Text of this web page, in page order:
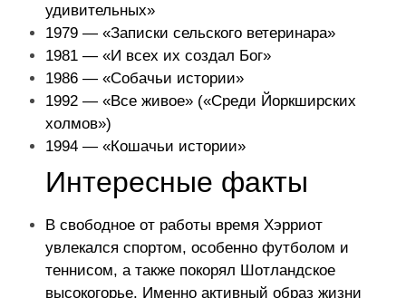
удивительных»
1979 — «Записки сельского ветеринара»
1981 — «И всех их создал Бог»
1986 — «Собачьи истории»
1992 — «Все живое» («Среди Йоркширских
холмов»)
1994 — «Кошачьи истории»
Интересные факты
В свободное от работы время Хэрриот
увлекался спортом, особенно футболом и
теннисом, а также покорял Шотландское
высокогорье. Именно активный образ жизни